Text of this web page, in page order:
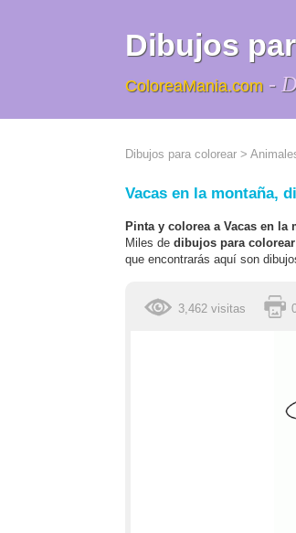
Dibujos
ColoreaMania.com -
Dibujos para colorear >
Vacas en la montaña,
Pinta y colorea a Vacas en la
Miles de dibujos para
que encontrarás aquí son
3,462 visitas